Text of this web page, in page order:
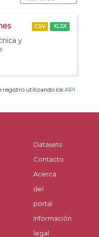
y
CSV XLSX
registro utilizando losAPI
Datasets
Contacto
Acerca
del
portal
Información
legal